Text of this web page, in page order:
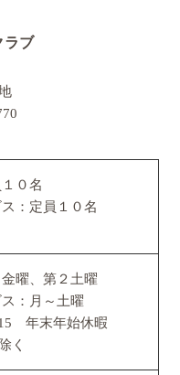
ラブ
０名
：定員１０名
曜、第２土曜
：月～土曜
年末年始休暇
く